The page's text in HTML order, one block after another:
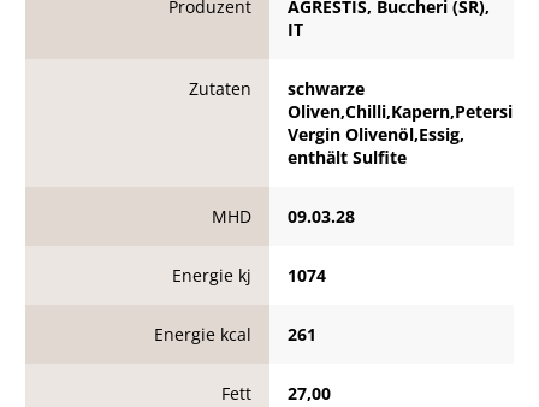
Produzent
AGRESTIS, Buccheri (SR),
IT
Zutaten
schwarze
Vergin Olivenöl,Essig,
enthält Sulfite
MHD 09.03.28
Energie kj 1074
Energie kcal 261
Fett 27,00